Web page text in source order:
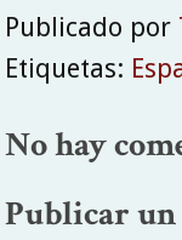
Publicado por
Etiquetas:
No hay
Publicar